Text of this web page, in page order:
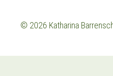
© 2026 Katharina